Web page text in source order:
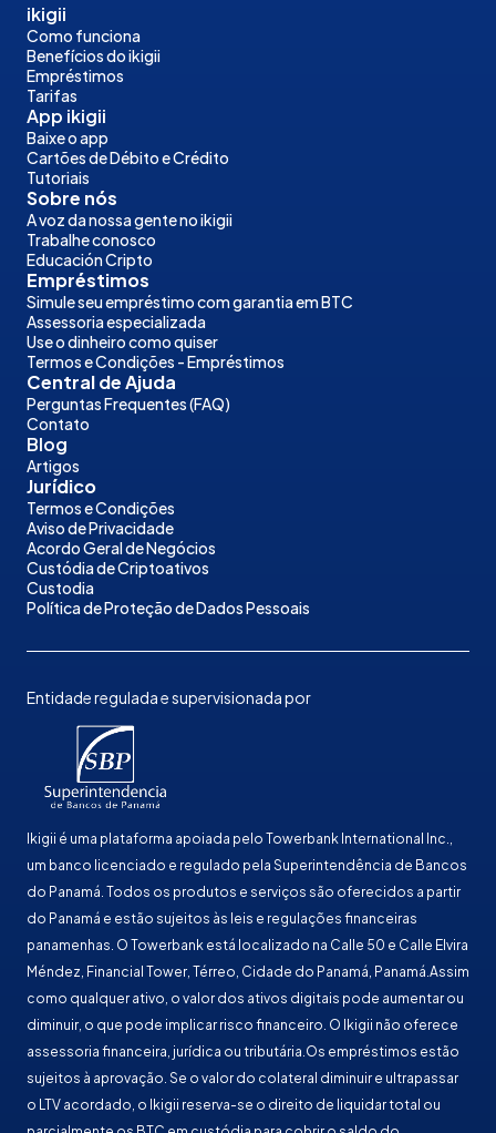
ikigii
Como funciona
Benefícios do ikigii
Empréstimos
Tarifas
App ikigii
Baixe o app
Cartões de Débito e Crédito
Tutoriais
Sobre nós
A voz da nossa gente no ikigii
Trabalhe conosco
Educación Cripto
Empréstimos
Simule seu empréstimo com garantia em BTC
Assessoria especializada
Use o dinheiro como quiser
Termos e Condições - Empréstimos
Central de Ajuda
Perguntas Frequentes (FAQ)
Contato
Blog
Artigos
Jurídico
Termos e Condições
Aviso de Privacidade
Acordo Geral de Negócios
Custódia de Criptoativos
Custodia
Política de Proteção de Dados Pessoais
Entidade regulada e supervisionada por
Ikigii é uma plataforma apoiada pelo Towerbank International Inc.,
um banco licenciado e regulado pela Superintendência de Bancos
do Panamá. Todos os produtos e serviços são oferecidos a partir
do Panamá e estão sujeitos às leis e regulações financeiras
panamenhas. O Towerbank está localizado na Calle 50 e Calle Elvira
Méndez, Financial Tower, Térreo, Cidade do Panamá, Panamá.Assim
como qualquer ativo, o valor dos ativos digitais pode aumentar ou
diminuir, o que pode implicar risco financeiro. O Ikigii não oferece
assessoria financeira, jurídica ou tributária.Os empréstimos estão
sujeitos à aprovação. Se o valor do colateral diminuir e ultrapassar
o LTV acordado, o Ikigii reserva-se o direito de liquidar total ou